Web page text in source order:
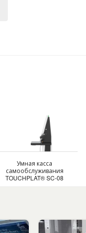
Умная касса
самообслуживания
TOUCHPLAT® SC-08